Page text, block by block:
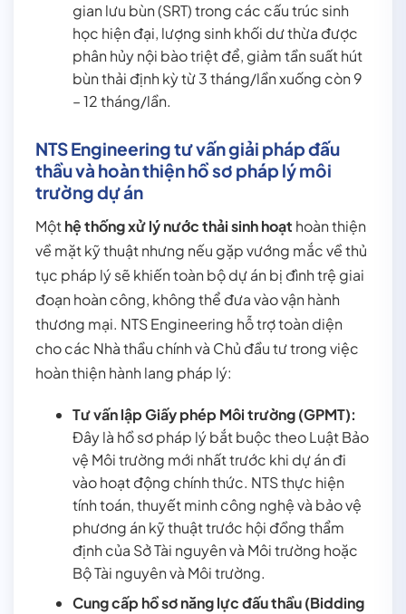
gian lưu bùn (SRT) trong các cấu trúc sinh
học hiện đại, lượng sinh khối dư thừa được
phân hủy nội bào triệt để, giảm tần suất hút
bùn thải định kỳ từ 3 tháng/lần xuống còn 9
– 12 tháng/lần.
NTS Engineering tư vấn giải pháp đấu
thầu và hoàn thiện hồ sơ pháp lý môi
trường dự án
Mộthệ thống xử lý nước thải sinh hoạt hoàn thiện
về mặt kỹ thuật nhưng nếu gặp vướng mắc về thủ
tục pháp lý sẽ khiến toàn bộ dự án bị đình trệ giai
đoạn hoàn công, không thể đưa vào vận hành
thương mại. NTS Engineering hỗ trợ toàn diện
cho các Nhà thầu chính và Chủ đầu tư trong việc
hoàn thiện hành lang pháp lý:
Tư vấn lập Giấy phép Môi trường (GPMT):
Đây là hồ sơ pháp lý bắt buộc theo Luật Bảo
vệ Môi trường mới nhất trước khi dự án đi
vào hoạt động chính thức. NTS thực hiện
tính toán, thuyết minh công nghệ và bảo vệ
phương án kỹ thuật trước hội đồng thẩm
định của Sở Tài nguyên và Môi trường hoặc
Bộ Tài nguyên và Môi trường.
Cung cấp hồ sơ năng lực đấu thầu (Bidding